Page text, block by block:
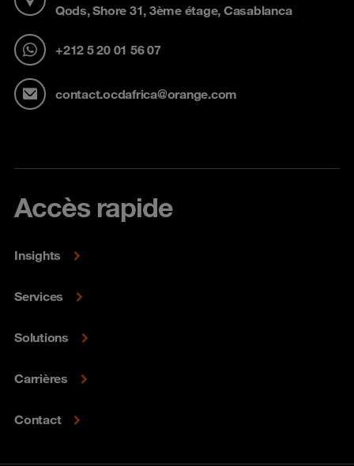
Qods, Shore 31, 3ème étage, Casablanca
+212 5 20 01 56 07
contact.ocdafrica@orange.com
Accès rapide
Insights
Services
Solutions
Carrières
Contact